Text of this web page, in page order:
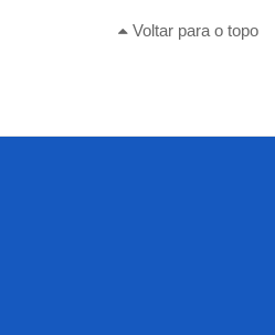
Voltar para o topo